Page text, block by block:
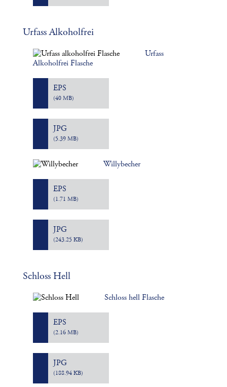
Urfass Alkoholfrei
Urfass
Alkoholfrei Flasche
EPS
(40 MB)
JPG
(5.39 MB)
Willybecher
EPS
(1.71 MB)
JPG
(243.25 KB)
Schloss Hell
Schloss hell Flasche
EPS
(2.16 MB)
JPG
(188.94 KB)